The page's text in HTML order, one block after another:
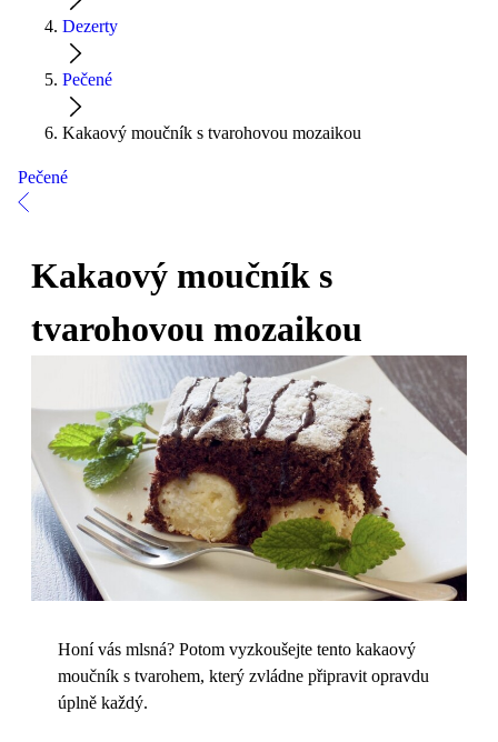
Dezerty
Pečené
Kakaový moučník s tvarohovou mozaikou
Pečené
Kakaový moučník s
tvarohovou mozaikou
Honí vás mlsná? Potom vyzkoušejte tento kakaový
moučník s tvarohem, který zvládne připravit opravdu
úplně každý.